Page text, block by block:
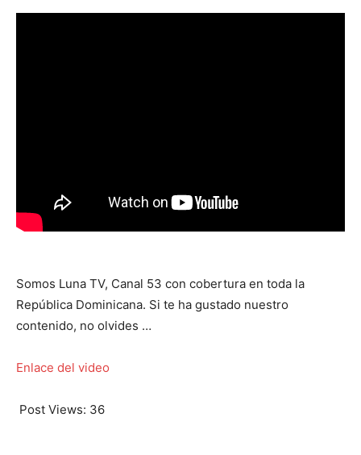
Somos Luna TV, Canal 53 con cobertura en toda la
República Dominicana. Si te ha gustado nuestro
contenido, no olvides …
Enlace del video
Post Views: 36